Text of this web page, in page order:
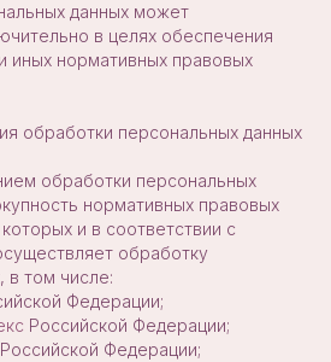
данных может
в целях обеспечения
иных нормативных правовых
обработки персональных данных
обработки персональных
нормативных правовых
и в соответствии с
обработку
в том числе:
Федерации;
Российской Федерации;
Российской Федерации;